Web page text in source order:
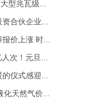
九鼎新材：拟投资2.46亿元建设大型兆瓦级风电叶片生产线项目
翔腾新材：上海祥禾涌原股权投资合伙企业（有限合伙）等一致行动人持股比例已降至8.00%|前沿资讯
生意社：1月4日鲁西化工异辛醇报价上涨 时快讯
新华社权威快报|交通出行5.95亿人次！元旦假期共赴“诗和远方”
【视频】新年伊始，海州以最暖的仪式感迎接八方来客！ 要闻速递
今日看点:PriceSeek重点提醒：液化天然气价格下跌7.8%